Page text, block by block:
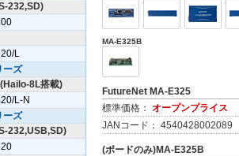
MA-E325B
FutureNet MA-E325
標準価格： オープンプライス
JANコード： 4540428002089
(ボードのみ)MA-E325B
232,SD)
L
ーズ
8L搭載)
L-N
ーズ
232,USB,SD)